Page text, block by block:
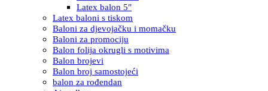
Latex balon 5″
Latex baloni s tiskom
Baloni za djevojačku i momačku
Baloni za promociju
Balon folija okrugli s motivima
Balon brojevi
Balon broj samostojeći
balon za rođendan